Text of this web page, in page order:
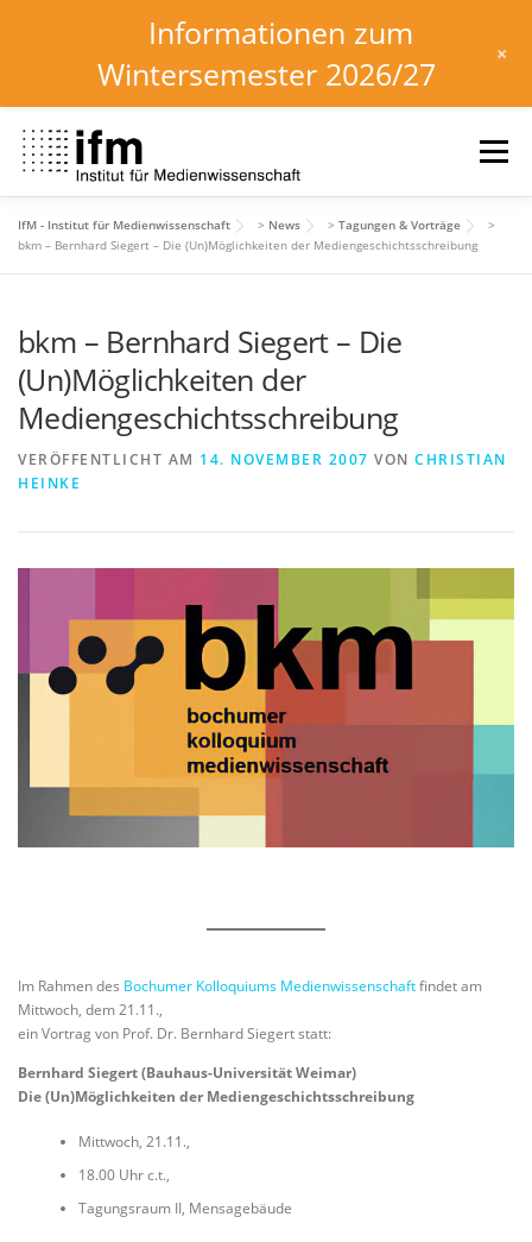
Inhalt
springen
Menü
HOME NEWS KALENDER STUDIUM
INSTITUT FORSCHUNG DOWNLOADS
IfM - Institut für Medienwissenschaft > News > Tagungen & Vorträge
>
bkm – Bernhard Siegert – Die (Un)Möglichkeiten der Mediengeschichtsschreibung
bkm – Bernhard Siegert – Die
(Un)Möglichkeiten der
Mediengeschichtsschreibung
VERÖFFENTLICHT AM 14. NOVEMBER 2007 VON CHRISTIAN
HEINKE
Im Rahmen des Bochumer Kolloquiums Medienwissenschaftfindet am
Mittwoch, dem 21.11.,
ein Vortrag von Prof. Dr. Bernhard Siegert statt:
Bernhard Siegert (Bauhaus-Universität Weimar)
Die (Un)Möglichkeiten der Mediengeschichtsschreibung
Mittwoch, 21.11.,
18.00 Uhr c.t.,
Tagungsraum II, Mensagebäude
Informationen zum
Wintersemester 2026/27
+